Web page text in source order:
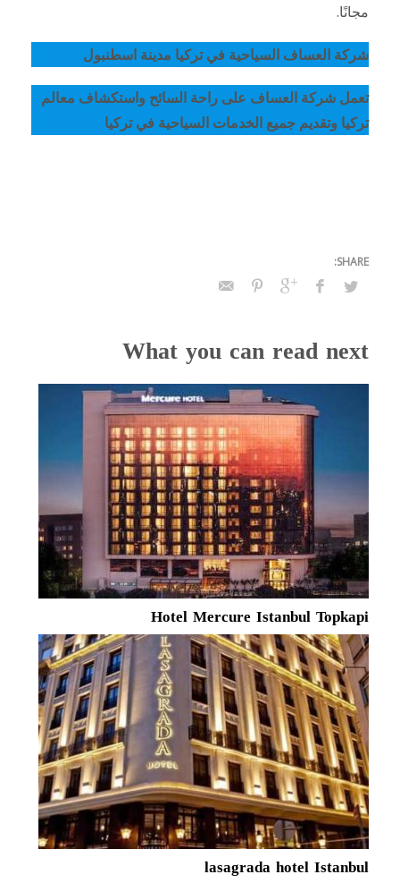
مجانًا.
شركة العساف السياحية في تركيا مدينة اسطنبول
تعمل شركة العساف على راحة السائح واستكشاف معالم
تركيا وتقديم جميع الخدمات السياحية في تركيا
What you can read next
Hotel Mercure Istanbul Topkapi
lasagrada hotel Istanbul